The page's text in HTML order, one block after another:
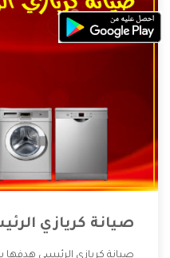
صيانة كريازي